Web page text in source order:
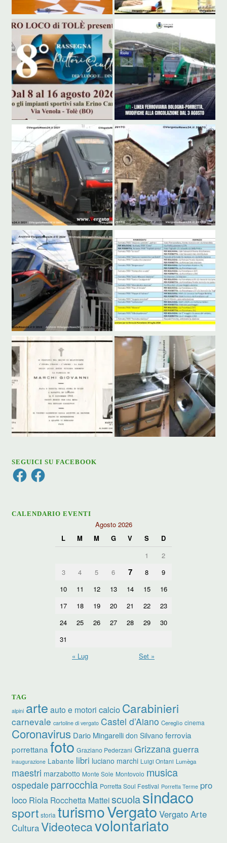
SEGUICI SU FACEBOOK
FacebookFacebook
CALENDARIO EVENTI
Agosto 2026
L
M M G V S
D
1
2
3
4 5 6 7 8
9
10
11 12 13 14 15
16
17
18 19 20 21 22
23
24
25 26 27 28 29
30
31
« Lug
Set »
TAG
alpini arte auto e motori calcio Carabinieri
carnevale cartoline di vergato Castel d’Aiano Cereglio cinema
Coronavirus Dario Mingarelli don Silvano ferrovia
porrettanafoto Graziano Pederzani Grizzanaguerra
inaugurazione Labante libri luciano marchi Luigi Ontani Lumèga
maestri marzabotto Monte Sole Montovolo musica
ospedale parrocchia Porretta Soul Festival Porretta Terme pro
loco Riola Rocchetta Matteiscuolasindaco
sport storia turismoVergato Vergato Arte
CulturaVideotecavolontariato